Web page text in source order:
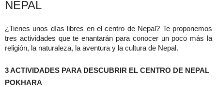
NEPAL
¿Tienes unos días libres en el centro de Nepal? Te proponemos
tres actividades que te enantarán para conocer un poco más la
religión, la naturaleza, la aventura y la cultura de Nepal.
3 ACTIVIDADES PARA DESCUBRIR EL CENTRO DE NEPAL
POKHARA